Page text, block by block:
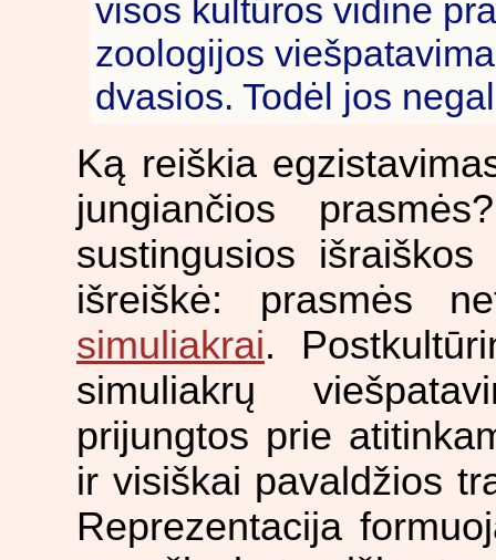
visos kultūros vidinė
zoologijos
dvasios. Todėl jos
Ką reiškia
jungiančios
sustingusios
išreiškė: prasmės
simuliakrai.
simuliakrų
prijungtos prie
ir visiškai pavaldžios
Reprezentacija